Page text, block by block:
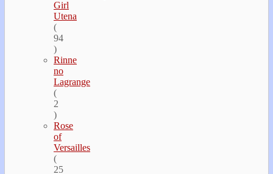
Girl
Utena
(
94
)
Rinne
no
Lagrange
(
2
)
Rose
of
Versailles
(
25